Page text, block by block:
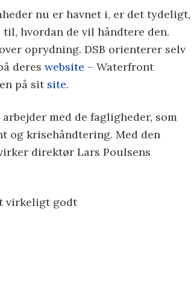
nu er havnet i, er det tydeligt,
hvordan de vil håndtere den.
oprydning. DSB orienterer selv
deres website – Waterfront
på sit site.
med de fagligheder, som
og krisehåndtering. Med den
direktør Lars Poulsens
virkeligt godt